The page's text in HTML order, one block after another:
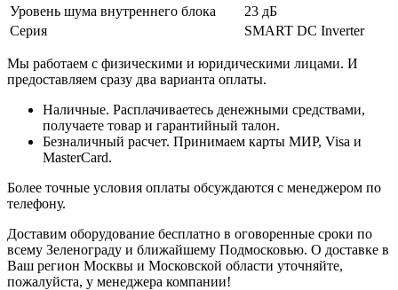
Уровень шума внутреннего блока
23 дБ
Серия
SMART DC Inverter
Мы работаем с физическими и юридическими лицами. И
предоставляем сразу два варианта оплаты.
Наличные. Расплачиваетесь денежными средствами,
получаете товар и гарантийный талон.
Безналичный расчет. Принимаем карты МИР, Visa и
MasterCard.
Более точные условия оплаты обсуждаются с менеджером по
телефону.
Доставим оборудование бесплатно в оговоренные сроки по
всему Зеленограду и ближайшему Подмосковью. О доставке в
Ваш регион Москвы и Московской области уточняйте,
пожалуйста, у менеджера компании!